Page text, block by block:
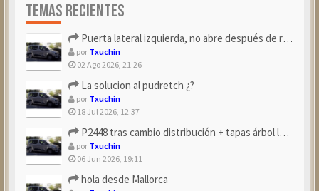
TEMAS RECIENTES
Puerta lateral izquierda, no abre después de repostar.
por Txuchin
02 Ago 2026, 21:26
La solucion al pudretch ¿?
por Txuchin
18 Jul 2026, 12:37
P2448 tras cambio distribución + tapas árbol levas
por Txuchin
06 Jun 2026, 19:11
hola desde Mallorca